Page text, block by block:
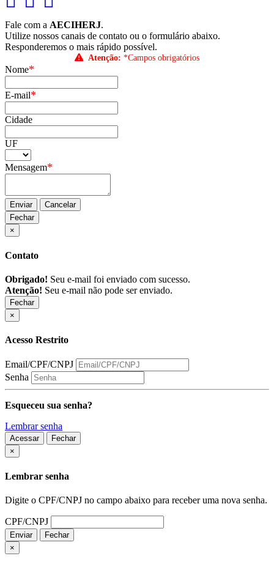
Fale com a AECIHERJ.
Utilize nossos canais de contato ou o formulário abaixo.
Responderemos o mais rápido possível.
Atenção: *Campos obrigatórios
Nome*
E-mail*
Cidade
UF
Mensagem*
Enviar
Cancelar
Fechar
×
Contato
Obrigado! Seu e-mail foi enviado com sucesso.
Atenção! Seu e-mail não pode ser enviado.
Fechar
×
Acesso Restrito
Email/CPF/CNPJ
Senha
Esqueceu sua senha?
Lembrar senha
Acessar
Fechar
×
Lembrar senha
Digite o CPF/CNPJ no campo abaixo para receber uma nova senha.
CPF/CNPJ
Enviar
Fechar
×